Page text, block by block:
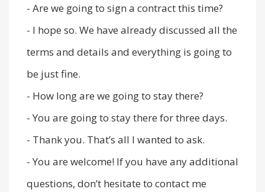
- Are we going to sign a contract this time?
- I hope so. We have already discussed all the
terms and details and everything is going to
be just fine.
- How long are we going to stay there?
- You are going to stay there for three days.
- Thank you. That’s all I wanted to ask.
- You are welcome! If you have any additional
questions, don’t hesitate to contact me